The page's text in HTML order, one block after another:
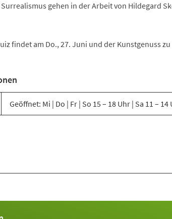
gehen in der Arbeit von Hildegard
findet am Do., 27. Juni und der Kunstgenuss
Geöffnet: Mi | Do | Fr | So 15 – 18 Uhr | Sa 11 – 14